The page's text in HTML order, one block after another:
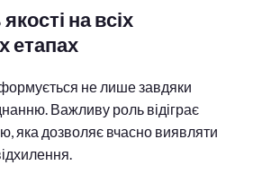
на всіх
етапах
формується не лише завдяки
Важливу роль відіграє
яка дозволяє вчасно виявляти